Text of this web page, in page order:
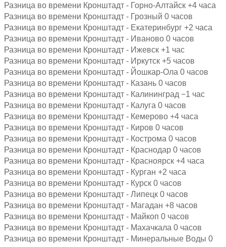
Разница во времени Кронштадт - Горно-Алтайск +4 часа
Разница во времени Кронштадт - Грозный 0 часов
Разница во времени Кронштадт - Екатеринбург +2 часа
Разница во времени Кронштадт - Иваново 0 часов
Разница во времени Кронштадт - Ижевск +1 час
Разница во времени Кронштадт - Иркутск +5 часов
Разница во времени Кронштадт - Йошкар-Ола 0 часов
Разница во времени Кронштадт - Казань 0 часов
Разница во времени Кронштадт - Калининград −1 час
Разница во времени Кронштадт - Калуга 0 часов
Разница во времени Кронштадт - Кемерово +4 часа
Разница во времени Кронштадт - Киров 0 часов
Разница во времени Кронштадт - Кострома 0 часов
Разница во времени Кронштадт - Краснодар 0 часов
Разница во времени Кронштадт - Красноярск +4 часа
Разница во времени Кронштадт - Курган +2 часа
Разница во времени Кронштадт - Курск 0 часов
Разница во времени Кронштадт - Липецк 0 часов
Разница во времени Кронштадт - Магадан +8 часов
Разница во времени Кронштадт - Майкоп 0 часов
Разница во времени Кронштадт - Махачкала 0 часов
Разница во времени Кронштадт - Минеральные Воды 0